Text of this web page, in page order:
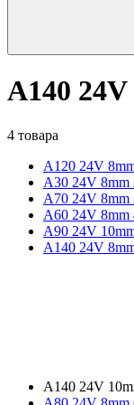
A140
4 товара
A120 24V
A30 24V 8mm
A70 24V 8mm
A60 24V 8mm
A90 24V
A140 24V
A140 24V